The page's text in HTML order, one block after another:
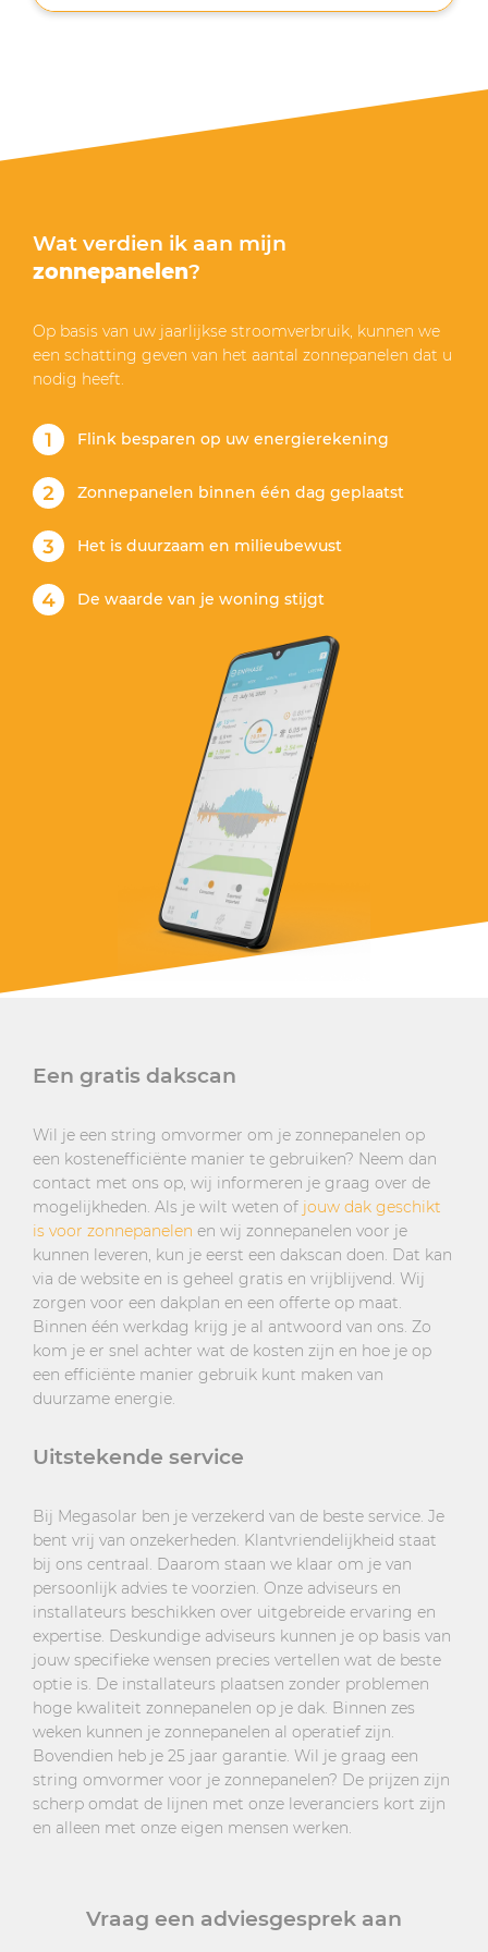
gedaan. Bij ons op een schuin bitumen dak,
waar veel bedrijven dan afhaken. Net na de
installatie ben ik nog gebeld met de vraag of
wachttijden van soms meer dan 6 maanden,
zijn de 5 sterren dik verdiend door Mega
Wat verdien ik aan mijn
zonnepanelen?
Op basis van uw jaarlijkse stroomverbruik, kunnen we
een schatting geven van het aantal zonnepanelen dat u
nodig heeft.
Flink besparen op uw energierekening
Zonnepanelen binnen één dag geplaatst
Het is duurzaam en milieubewust
De waarde van je woning stijgt
Een gratis dakscan
Wil je een string omvormer om je zonnepanelen op
een kostenefficiënte manier te gebruiken? Neem dan
contact met ons op, wij informeren je graag over de
mogelijkheden. Als je wilt weten of jouw dak geschikt
is voor zonnepanelen en wij zonnepanelen voor je
kunnen leveren, kun je eerst een dakscan doen. Dat kan
via de website en is geheel gratis en vrijblijvend. Wij
zorgen voor een dakplan en een offerte op maat.
Binnen één werkdag krijg je al antwoord van ons. Zo
kom je er snel achter wat de kosten zijn en hoe je op
een efficiënte manier gebruik kunt maken van
duurzame energie.
Uitstekende service
Bij Megasolar ben je verzekerd van de beste service. Je
bent vrij van onzekerheden. Klantvriendelijkheid staat
bij ons centraal. Daarom staan we klaar om je van
persoonlijk advies te voorzien. Onze adviseurs en
installateurs beschikken over uitgebreide ervaring en
expertise. Deskundige adviseurs kunnen je op basis van
jouw specifieke wensen precies vertellen wat de beste
optie is. De installateurs plaatsen zonder problemen
hoge kwaliteit zonnepanelen op je dak. Binnen zes
weken kunnen je zonnepanelen al operatief zijn.
Bovendien heb je 25 jaar garantie. Wil je graag een
string omvormer voor je zonnepanelen? De prijzen zijn
scherp omdat de lijnen met onze leveranciers kort zijn
en alleen met onze eigen mensen werken.
Vraag een adviesgesprek aan